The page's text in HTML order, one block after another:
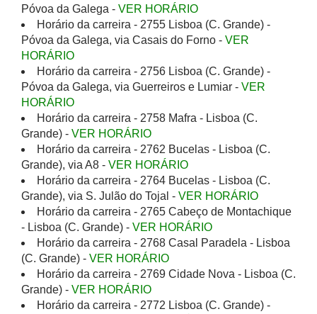
Póvoa da Galega - VER HORÁRIO
Horário da carreira - 2755 Lisboa (C. Grande) -
Póvoa da Galega, via Casais do Forno - VER
HORÁRIO
Horário da carreira - 2756 Lisboa (C. Grande) -
Póvoa da Galega, via Guerreiros e Lumiar - VER
HORÁRIO
Horário da carreira - 2758 Mafra - Lisboa (C.
Grande) - VER HORÁRIO
Horário da carreira - 2762 Bucelas - Lisboa (C.
Grande), via A8 - VER HORÁRIO
Horário da carreira - 2764 Bucelas - Lisboa (C.
Grande), via S. Julão do Tojal - VER HORÁRIO
Horário da carreira - 2765 Cabeço de Montachique
- Lisboa (C. Grande) - VER HORÁRIO
Horário da carreira - 2768 Casal Paradela - Lisboa
(C. Grande) - VER HORÁRIO
Horário da carreira - 2769 Cidade Nova - Lisboa (C.
Grande) - VER HORÁRIO
Horário da carreira - 2772 Lisboa (C. Grande) -